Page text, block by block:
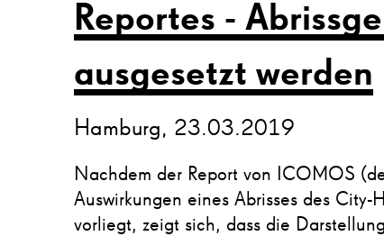
Reportes -
ausgesetzt werden
Hamburg, 23.03.2019
Nachdem der Report von ICOMOS
Auswirkungen eines Abrisses des
vorliegt, zeigt sich, dass die